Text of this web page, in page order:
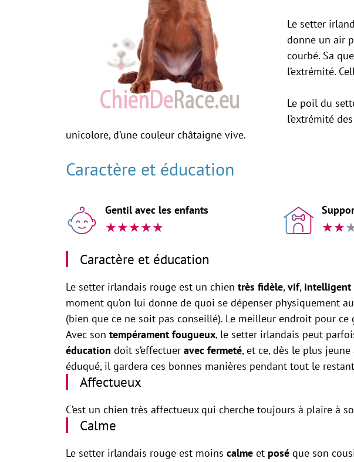
Le setter
donne un air
courbé. Sa
l’extrémité.
Le poil du
l’extrémité
unicolore, d’une couleur châtaigne vive.
Caractère et éducation
Gentil avec les enfants
★★★★★ ★★
Caractère et éducation
Le setter irlandais rouge est un chien très fidèle,vif, intelligent
moment qu’on lui donne de quoi se dépenser physiquement
(bien que ce ne soit pas conseillé). Le meilleur endroit pour
Avec son tempérament fougueux, le setter irlandais peut
éducation doit s’effectuer avec fermeté, et ce, dès le plus
éduqué, il gardera ces bonnes manières pendant tout le
Affectueux
C’est un chien très affectueux qui cherche toujours à plaire à
Calme
Le setter irlandais rouge est moins calme et posé que son